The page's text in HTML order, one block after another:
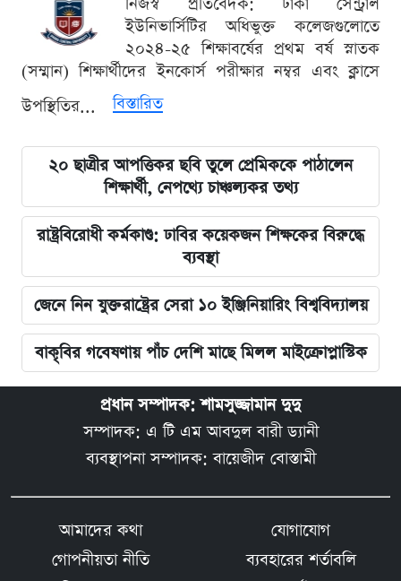
ইউনিভার্সিটির অধিভুক্ত কলেজগুলোতে
২০২৪-২৫ শিক্ষাবর্ষের প্রথম বর্ষ স্নাতক
(সম্মান) শিক্ষার্থীদের ইনকোর্স পরীক্ষার নম্বর এবং ক্লাসে
উপস্থিতির...
বিস্তারিত
২০ ছাত্রীর আপত্তিকর ছবি তুলে প্রেমিককে পাঠালেন
শিক্ষার্থী, নেপথ্যে চাঞ্চল্যকর তথ্য
রাষ্ট্রবিরোধী কর্মকাণ্ড: ঢাবির কয়েকজন শিক্ষকের বিরুদ্ধে
ব্যবস্থা
জেনে নিন যুক্তরাষ্ট্রের সেরা ১০ ইঞ্জিনিয়ারিং বিশ্ববিদ্যালয়
বাকৃবির গবেষণায় পাঁচ দেশি মাছে মিলল মাইক্রোপ্লাস্টিক
প্রধান সম্পাদক: শামসুজ্জামান দুদু
সম্পাদক: এ টি এম আবদুল বারী ড্যানী
ব্যবস্থাপনা সম্পাদক: বায়েজীদ বোস্তামী
আমাদের কথা
যোগাযোগ
গোপনীয়তা নীতি
ব্যবহারের শর্তাবলি